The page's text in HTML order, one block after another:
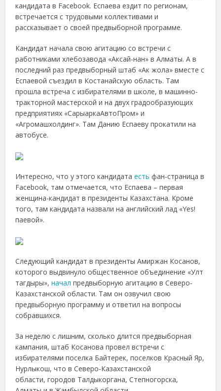
кандидата в Facebook. Еспаева ездит по регионам,
встречается с трудовыми коллективами и
рассказывает о своей предвыборной программе.
Кандидат начала свою агитацию со встречи с
работниками хлебозавода «Аксай-нан» в Алматы. А в
последний раз предвыборный штаб «Ак жола» вместе с
Еспаевой съездил в Костанайскую область. Там
прошла встреча с избирателями в школе, в машинно-
тракторной мастерской и на двух градообразующих
предприятиях «СарыаркаАвтоПром» и
«Агромашхолдинг». Там Данию Еспаеву прокатили на
автобусе.
Интересно, что у этого кандидатаесть фан-страница в
Facebook, там отмечается, что Еспаева – первая
женщина-кандидат в президенты Казахстана. Кроме
того, там кандидата назвали на английский лад «Yes!
паевой».
Следующий кандидат в президенты Амиржан Косанов,
которого выдвинуло общественное объединение «Улт
тагдыры»,начал предвыборную агитацию в Северо-
Казахстанской области. Там он озвучил свою
предвыборную программу и ответил на вопросы
собравшихся.
За неделю с лишним, сколько длится предвыборная
кампания, штаб Косанова провел встречи с
избирателями поселка Байтерек, поселков Красный Яр,
Нурлыкош, что в Северо-Казахстанской
области, городов Талдыкоргана, Степногорска,